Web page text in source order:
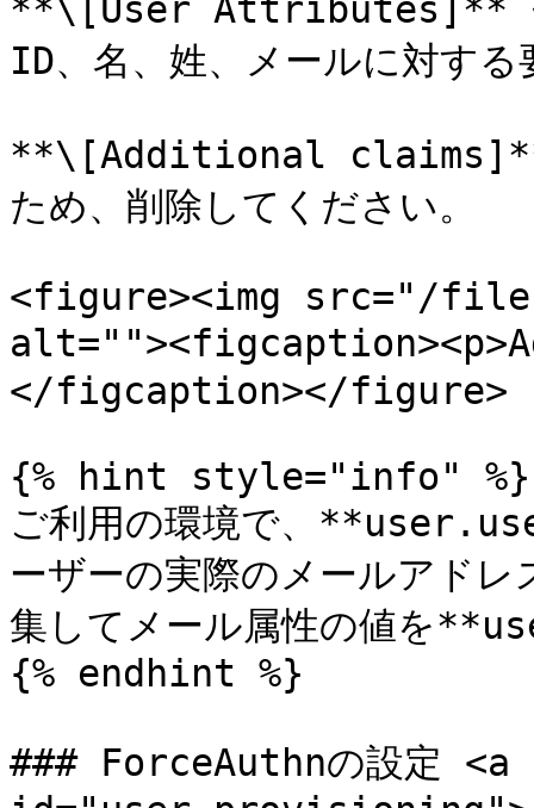
**\[User Attributes]** セ
ID、名、姓、メールに対す
**\[Additional claims]**
ため、削除してください。
<figure><img src="/
</figcaption></figure>
{% hint style="info" %}
ご利用の環境で、
ーザーの実際のメールアド
集してメール属性の値を
{% endhint %}
### ForceAuthnの設定